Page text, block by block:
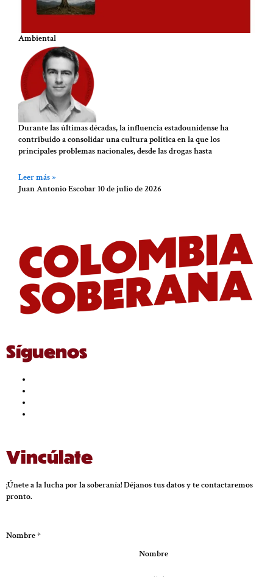
Ambiental
Durante las últimas décadas, la influencia estadounidense ha
contribuido a consolidar una cultura política en la que los
principales problemas nacionales, desde las drogas hasta
Leer más »
Juan Antonio Escobar 10 de julio de 2026
Síguenos
Vincúlate
¡Únete a la lucha por la soberanía! Déjanos tus datos y te contactaremos
pronto.
Nombre*
Nombre